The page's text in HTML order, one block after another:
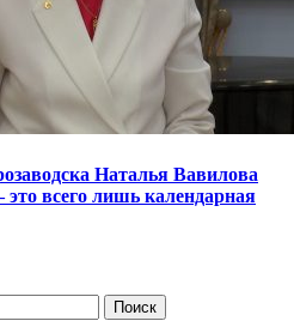
Наталья Вавилова
всего лишь календарная